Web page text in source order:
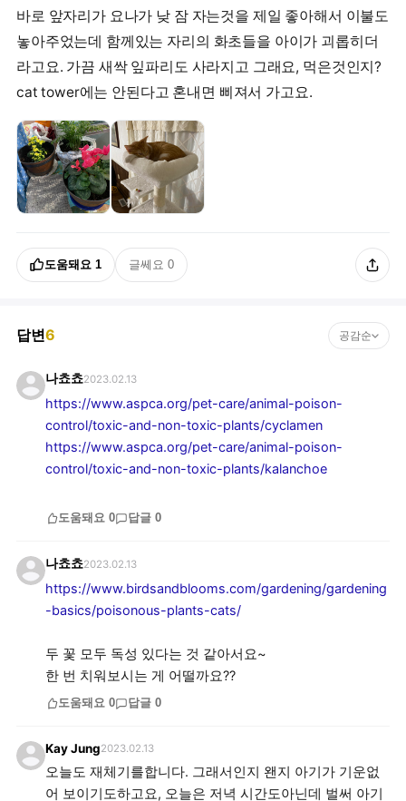
바로 앞자리가 요나가 낮 잠 자는것을 제일 좋아해서 이불도
놓아주었는데 함께있는 자리의 화초들을 아이가 괴롭히더
라고요. 가끔 새싹 잎파리도 사라지고 그래요, 먹은것인지?
cat tower에는 안된다고 혼내면 삐져서 가고요.
도움돼요 1 글쎄요 0
답변6 공감순
나쵸쵸2023.02.13
https://www.aspca.org/pet-care/animal-poison-
control/toxic-and-non-toxic-plants/cyclamen
https://www.aspca.org/pet-care/animal-poison-
control/toxic-and-non-toxic-plants/kalanchoe
도움돼요 0 답글 0
나쵸쵸2023.02.13
https://www.birdsandblooms.com/gardening/gardening
-basics/poisonous-plants-cats/
두 꽃 모두 독성 있다는 것 같아서요~
한 번 치워보시는 게 어떨까요??
도움돼요 0 답글 0
Kay Jung2023.02.13
오늘도 재체기를합니다. 그래서인지 왠지 아기가 기운없
어 보이기도하고요, 오늘은 저녁 시간도아닌데 벌써 아기